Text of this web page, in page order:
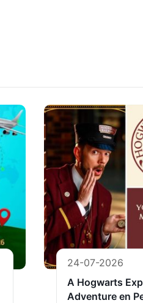
24-07-2026
A Hogwarts
Adventure en